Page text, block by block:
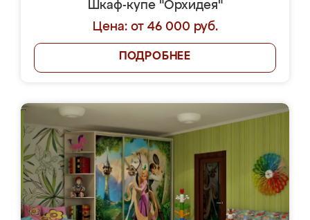
Шкаф-купе "Орхидея"
Цена: от 46 000 руб.
ПОДРОБНЕЕ